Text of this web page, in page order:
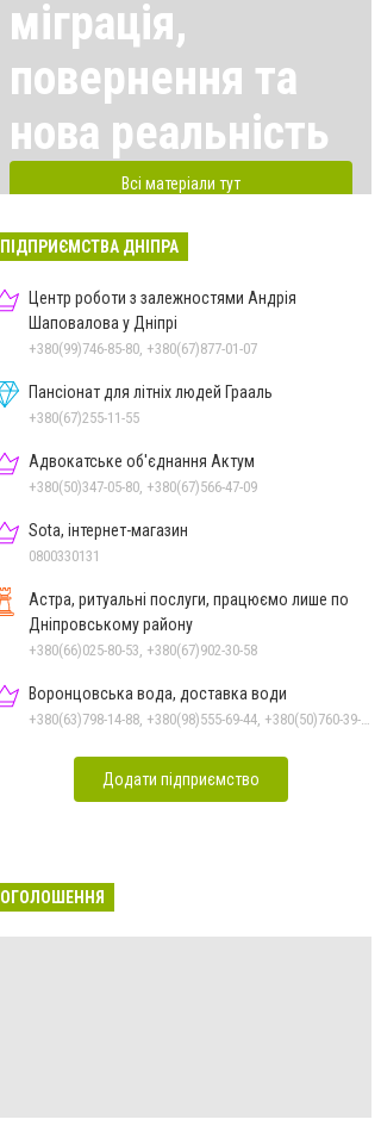
міграція,
повернення та
нова реальність
Всі матеріали тут
ПІДПРИЄМСТВА ДНІПРА
Центр роботи з залежностями Андрія
Шаповалова у Дніпрі
+380(99)746-85-80, +380(67)877-01-07
Пансіонат для літніх людей Грааль
+380(67)255-11-55
Адвокатське об'єднання Актум
+380(50)347-05-80, +380(67)566-47-09
Sota, інтернет-магазин
0800330131
Астра, ритуальні послуги, працюємо лише по
Дніпровському району
+380(66)025-80-53, +380(67)902-30-58
Воронцовська вода, доставка води
Додати підприємство
ОГОЛОШЕННЯ